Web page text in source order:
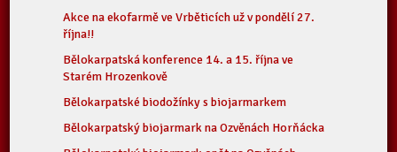
Akce na ekofarmě ve Vrběticích už v pondělí 27.
října!!
Bělokarpatská konference 14. a 15. října ve
Starém Hrozenkově
Bělokarpatské biodožínky s biojarmarkem
Bělokarpatský biojarmark na Ozvěnách Horňácka